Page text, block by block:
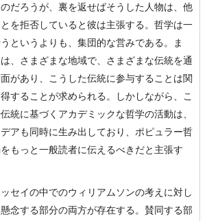
だろうが、裏を返せばそうした人物は、他
を拒否していると彼は主張する。哲学は一
というよりも、集団的な営みである。ま
、さまざまな地域で、さまざまな伝統を通
があり、こうした伝統に参与することは関
することが求められる。しかしながら、こ
統に基づくアカデミックな哲学の活動は、
アも同時に生み出しており、ポピュラー哲
もっと一般読者に伝えるべきだと主張す
セイの中でのウィリアムソンの考えに対し
念する部分の両方が存在する。賛同する部